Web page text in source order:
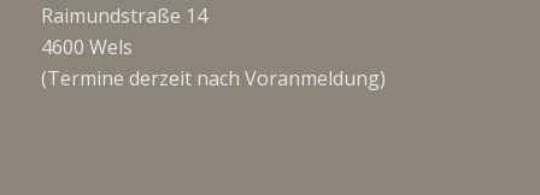
Raimundstraße 14
4600 Wels
(Termine derzeit nach Voranmeldung)